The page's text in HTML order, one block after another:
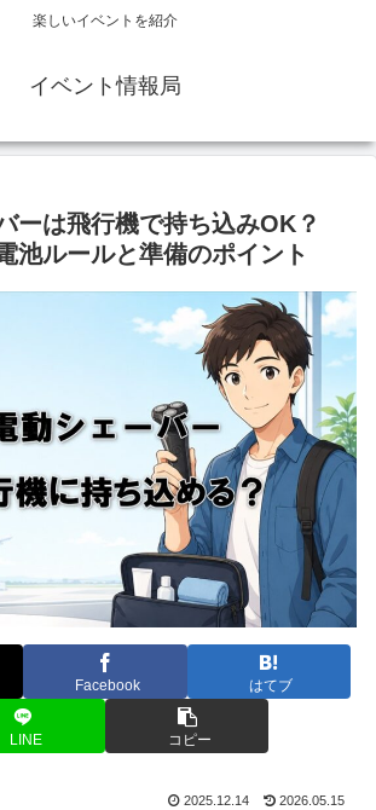
楽しいイベントを紹介
イベント情報局
ーは飛行機で持ち込みOK？
池ルールと準備のポイント
Facebook はてブ
LINE コピー
2025.12.14 2026.05.15